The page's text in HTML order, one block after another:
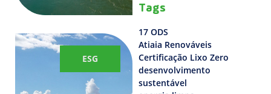
ESG
Tags
17 ODS
Atiaia Renováveis
Certificação Lixo Zero
desenvolvimento
sustentável